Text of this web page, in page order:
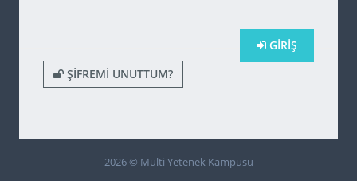
GIRIŞ
ŞIFREMI UNUTTUM?
2026 © Multi Yetenek Kampüsü